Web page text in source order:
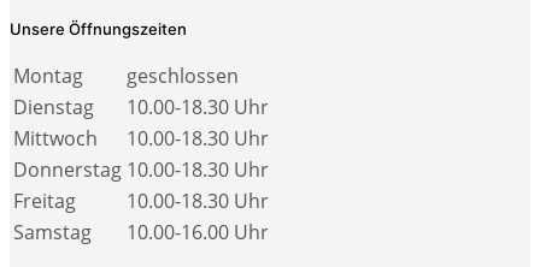
Unsere Öffnungszeiten
Montag
geschlossen
Dienstag
10.00-18.30 Uhr
Mittwoch
10.00-18.30 Uhr
Donnerstag 10.00-18.30 Uhr
Freitag
10.00-18.30 Uhr
Samstag
10.00-16.00 Uhr